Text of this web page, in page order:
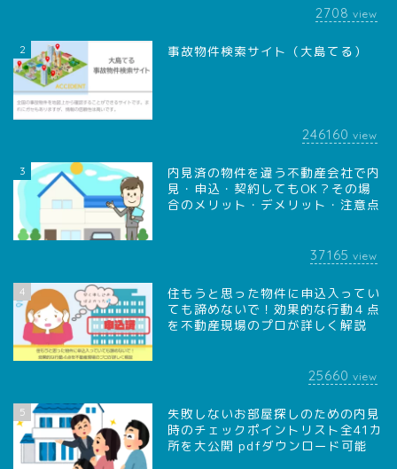
2708 view
2 事故物件検索サイト（大島てる）
246160 view
3
内見済の物件を違う不動産会社で内
見・申込・契約してもOK？その場
合のメリット・デメリット・注意点
37165 view
4
住もうと思った物件に申込入ってい
ても諦めないで！効果的な行動４点
を不動産現場のプロが詳しく解説
25660 view
5
失敗しないお部屋探しのための内見
時のチェックポイントリスト全41カ
所を大公開 pdfダウンロード可能